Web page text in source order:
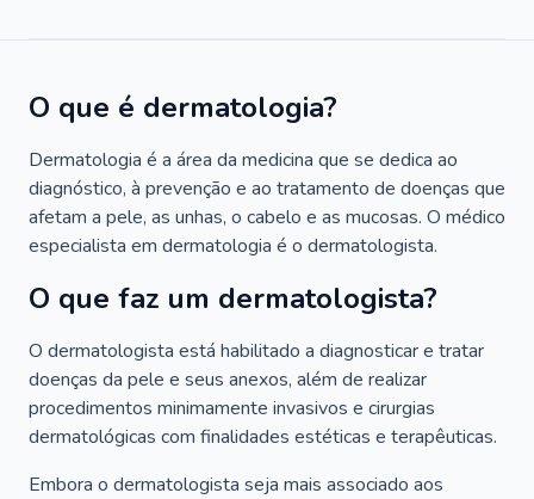
O que é dermatologia?
Dermatologia é a área da medicina que se dedica ao
diagnóstico, à prevenção e ao tratamento de doenças que
afetam a pele, as unhas, o cabelo e as mucosas. O médico
especialista em dermatologia é o dermatologista.
O que faz um dermatologista?
O dermatologista está habilitado a diagnosticar e tratar
doenças da pele e seus anexos, além de realizar
procedimentos minimamente invasivos e cirurgias
dermatológicas com finalidades estéticas e terapêuticas.
Embora o dermatologista seja mais associado aos